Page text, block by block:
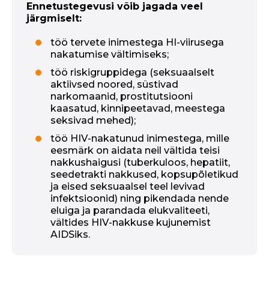
Ennetustegevusi võib jagada veel
järgmiselt:
töö tervete inimestega HI-viirusega
nakatumise vältimiseks;
töö riskigruppidega (seksuaalselt
aktiivsed noored, süstivad
narkomaanid, prostitutsiooni
kaasatud, kinnipeetavad, meestega
seksivad mehed);
töö HIV-nakatunud inimestega, mille
eesmärk on aidata neil vältida teisi
nakkushaigusi (tuberkuloos, hepatiit,
seedetrakti nakkused, kopsupõletikud
ja eised seksuaalsel teel levivad
infektsioonid) ning pikendada nende
eluiga ja parandada elukvaliteeti,
vältides HIV-nakkuse kujunemist
AIDSiks.